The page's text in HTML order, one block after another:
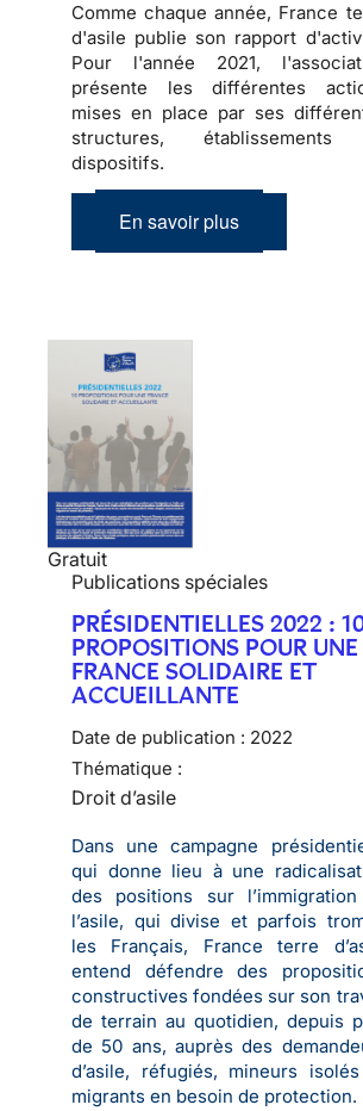
Comme chaque année, France
d'asile publie son rapport
Pour l'année 2021,
présente les différentes
mises en place par ses
structures,
dispositifs.
En savoir plus
Gratuit
Publications spéciales
PRÉSIDENTIELLES 2022 :
PROPOSITIONS POUR UNE
FRANCE SOLIDAIRE ET
ACCUEILLANTE
Date de publication : 2022
Thématique :
Droit d’asile
Dans une campagne
qui donne lieu à une
des positions sur
l’asile, qui divise et parfois
les Français, France terre
entend défendre des
constructives fondées sur son
de terrain au quotidien, depuis
de 50 ans, auprès des
d’asile, réfugiés, mineurs
migrants en besoin de protection.